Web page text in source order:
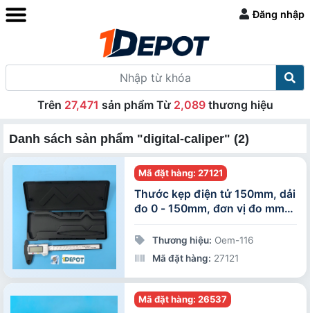
Đăng nhập
Trên 27,471 sản phẩm Từ 2,089thương hiệu
Danh sách sản phẩm "digital-caliper" (2)
Mã đặt hàng: 27121
Thước kẹp điện tử 150mm, dải
đo 0 - 150mm, đơn vị đo mm/
Thương hiệu: Oem-116
Mã đặt hàng: 27121
Mã đặt hàng: 26537